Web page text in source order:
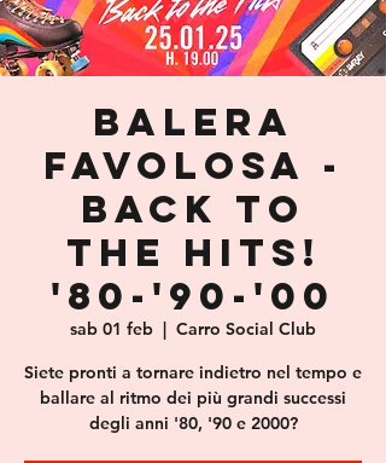
BALERA
FAVOLOSA -
Back to
the Hits!
'80-'90-'00
sab 01 feb
  |
Carro Social Club
Siete pronti a tornare indietro nel tempo e
ballare al ritmo dei più grandi successi
degli anni '80, '90 e 2000?